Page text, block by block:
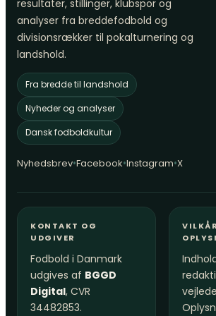
resultater, stillinger, klubspor og
analyser fra breddefodbold og
divisionsrækker til pokalturnering og
landshold.
Fra bredde til landshold
Nyheder og analyser
Dansk fodboldkultur
Nyhedsbrev•Facebook•Instagram•X
KONTAKT OG
UDGIVER
Fodbold i Danmark
udgives af BGGD
Digital, CVR
34482853.